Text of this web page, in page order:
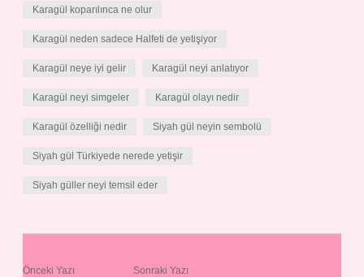
Karagül koparılınca ne olur
Karagül neden sadece Halfeti de yetişiyor
Karagül neye iyi gelir Karagül neyi anlatıyor
Karagül neyi simgeler Karagül olayı nedir
Karagül özelliği nedir Siyah gül neyin sembolü
Siyah gül Türkiyede nerede yetişir
Siyah güller neyi temsil eder
Önceki Yazı Sonraki Yazı